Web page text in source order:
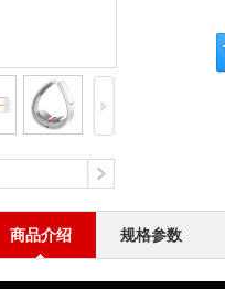
商品介绍 规格参数